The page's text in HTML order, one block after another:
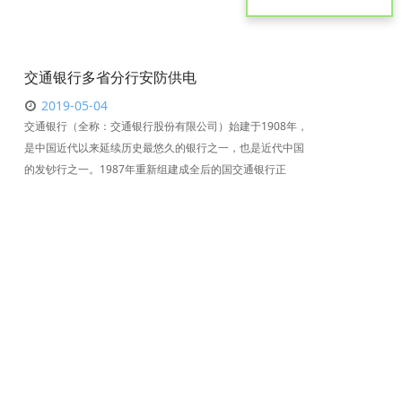
交通银行多省分行安防供电
2019-05-04
交通银行（全称：交通银行股份有限公司）始建于1908年，
是中国近代以来延续历史最悠久的银行之一，也是近代中国
的发钞行之一。1987年重新组建成全后的国交通银行正